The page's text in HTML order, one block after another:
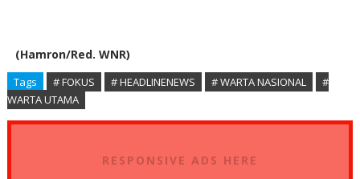
(Hamron/Red. WNR)
Tags # FOKUS # HEADLINENEWS # WARTA NASIONAL
#
WARTA UTAMA
RESPONSIVE ADS HERE